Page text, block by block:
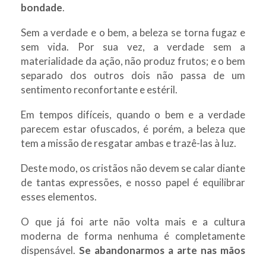
bondade.
Sem a verdade e o bem, a beleza se torna fugaz e
sem vida. Por sua vez, a verdade sem a
materialidade da ação, não produz frutos; e o bem
separado dos outros dois não passa de um
sentimento reconfortante e estéril.
Em tempos difíceis, quando o bem e a verdade
parecem estar ofuscados, é porém, a beleza que
tem a missão de resgatar ambas e trazê-las à luz.
Deste modo, os cristãos não devem se calar diante
de tantas expressões, e nosso papel é equilibrar
esses elementos.
O que já foi arte não volta mais e a cultura
moderna de forma nenhuma é completamente
dispensável. Se abandonarmos a arte nas mãos